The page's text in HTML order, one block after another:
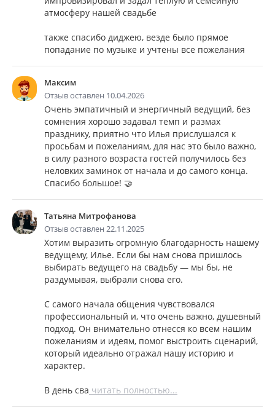
атмосферу нашей свадьбе
также спасибо диджею, везде было прямое
попадание по музыке и учтены все пожелания
Максим
Отзыв оставлен 10.04.2026
Очень эмпатичный и энергичный ведущий, без
сомнения хорошо задавал темп и размах
празднику, приятно что Илья прислушался к
просьбам и пожеланиям, для нас это было важно,
в силу разного возраста гостей получилось без
неловких заминок от начала и до самого конца.
Спасибо большое! 🤝
Татьяна Митрофанова
Отзыв оставлен 22.11.2025
Хотим выразить огромную благодарность нашему
ведущему, Илье. Если бы нам снова пришлось
выбирать ведущего на свадьбу — мы бы, не
раздумывая, выбрали снова его.
С самого начала общения чувствовался
профессиональный и, что очень важно, душевный
подход. Он внимательно отнесся ко всем нашим
пожеланиям и идеям, помог выстроить сценарий,
который идеально отражал нашу историю и
характер.
В день сва читать полностью...